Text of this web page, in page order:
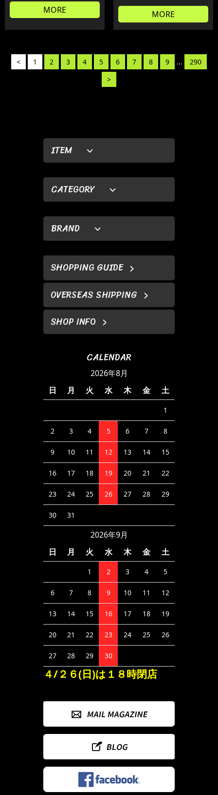
ITEM
CATEGORY
BRAND
SHOPPING GUIDE
OVERSEAS SHIPPING
SHOP INFO
CALENDAR
2026年8月
日
月 火 水 木 金 土
1
2 3 4 5 6 7 8
9 10 11 12 13 14 15
16 17 18 19 20 21 22
23 24 25 26 27 28 29
30 31
2026年9月
日
月 火 水 木 金 土
1 2 3 4 5
6 7 8 9 10 11 12
13 14 15 16 17 18 19
20 21 22 23 24 25 26
27 28 29 30
４/２６(日)は１８時閉店
MORE MORE
< 1 2 3 4 5 6 7 8 9 ...
290
>